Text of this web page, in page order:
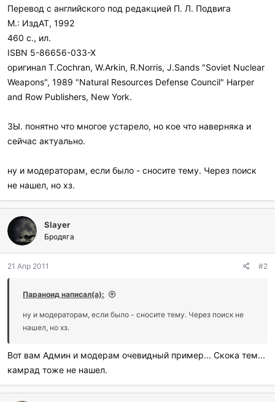
Перевод с английского под редакцией П. Л. Подвига
М.: ИздАТ, 1992
460 с., ил.
ISBN 5-86656-033-X
оригинал T.Cochran, W.Arkin, R.Norris, J.Sands "Soviet Nuclear
Weapons", 1989 "Natural Resources Defense Council" Harper
and Row Publishers, New York.
ЗЫ. понятно что многое устарело, но кое что наверняка и
сейчас актуально.
ну и модераторам, если было - сносите тему. Через поиск
не нашел, но хз.
Slayer
Бродяга
21 Апр 2011 #2
Параноид написал(а):
ну и модераторам, если было - сносите тему. Через поиск не
нашел, но хз.
Вот вам Админ и модерам очевидный пример... Скока тем...
камрад тоже не нашел.